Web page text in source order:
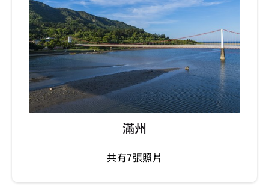
滿州
共有7張照片